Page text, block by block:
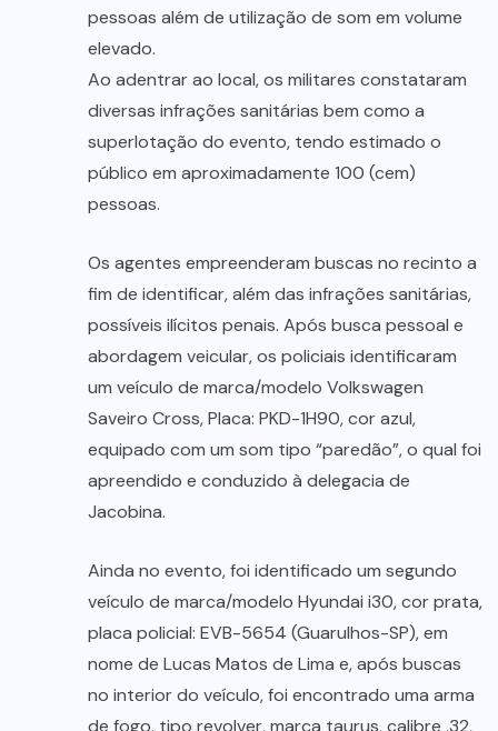
pessoas além de utilização de som em volume
elevado.
Ao adentrar ao local, os militares constataram
diversas infrações sanitárias bem como a
superlotação do evento, tendo estimado o
público em aproximadamente 100 (cem)
pessoas.
Os agentes empreenderam buscas no recinto a
fim de identificar, além das infrações sanitárias,
possíveis ilícitos penais. Após busca pessoal e
abordagem veicular, os policiais identificaram
um veículo de marca/modelo Volkswagen
Saveiro Cross, Placa: PKD-1H90, cor azul,
equipado com um som tipo “paredão”, o qual foi
apreendido e conduzido à delegacia de
Jacobina.
Ainda no evento, foi identificado um segundo
veículo de marca/modelo Hyundai i30, cor prata,
placa policial: EVB-5654 (Guarulhos-SP), em
nome de Lucas Matos de Lima e, após buscas
no interior do veículo, foi encontrado uma arma
de fogo, tipo revolver, marca taurus, calibre .32,